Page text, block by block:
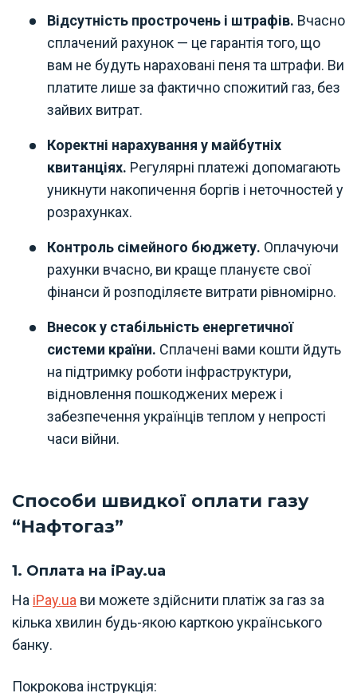
Відсутність прострочень і штрафів. Вчасно
сплачений рахунок — це гарантія того, що
вам не будуть нараховані пеня та штрафи. Ви
платите лише за фактично спожитий газ, без
зайвих витрат.
Коректні нарахування у майбутніх
квитанціях. Регулярні платежі допомагають
уникнути накопичення боргів і неточностей у
розрахунках.
Контроль сімейного бюджету. Оплачуючи
рахунки вчасно, ви краще плануєте свої
фінанси й розподіляєте витрати рівномірно.
Внесок у стабільність енергетичної
системи країни. Сплачені вами кошти йдуть
на підтримку роботи інфраструктури,
відновлення пошкоджених мереж і
забезпечення українців теплом у непрості
часи війни.
Способи швидкої оплати газу
“Нафтогаз”
1. Оплата на iPay.ua
На iPay.ua ви можете здійснити платіж за газ за
кілька хвилин будь-якою карткою українського
банку.
Покрокова інструкція: